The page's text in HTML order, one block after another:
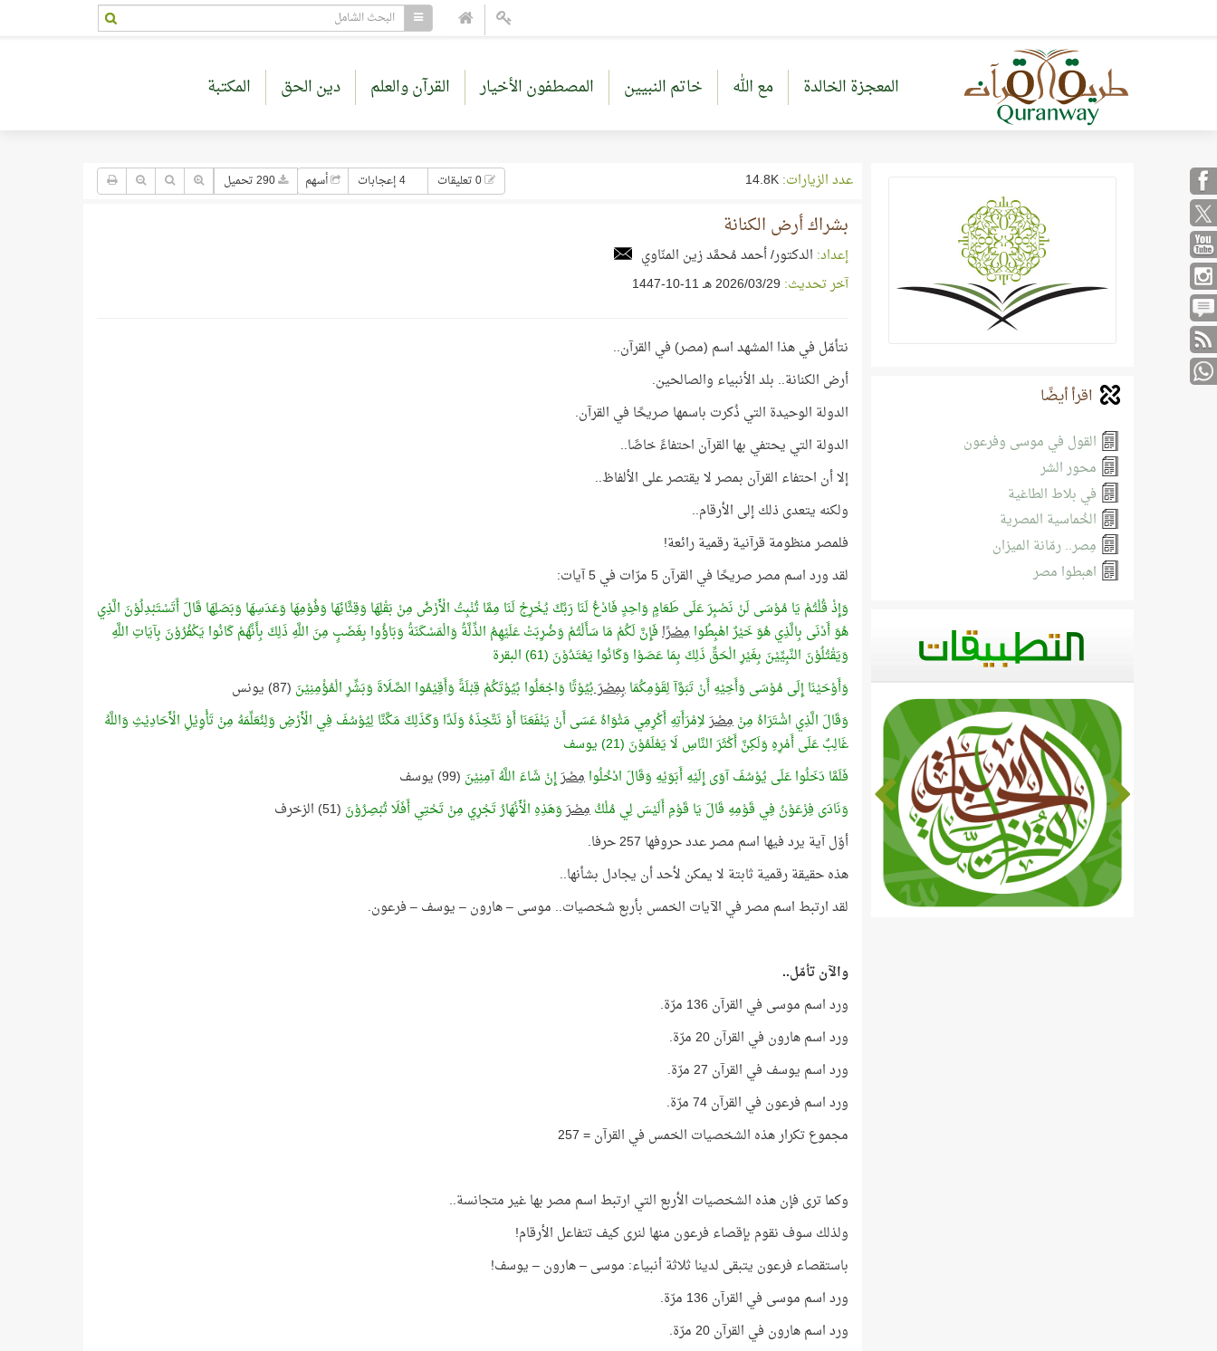
المعجزة الخالدة مع الله خاتم النبيين المصطفون الأخيار القرآن والعلم دين الحق المكتبة
اقرأ أيضًا
القول في موسى وفرعون
محور الشر
في بلاط الطاغية
الخُماسية المصرية
مِصر.. رمّانة الميزان
اهبطوا مصر
عدد الزيارات: 4 إعجابات أسهم
بشراك أرض الكنانة
إعداد: الدكتور/ أحمد مُحمَّد زين المنّاوي
آخر تحديث: 29‏/03‏/2026 هـ 11-10-1447
نتأمّل في هذا المشهد اسم (مصر) في القرآن..
أرض الكنانة.. بلد الأنبياء والصالحين.
الدولة الوحيدة التي ذُكرت باسمها صريحًا في القرآن.
الدولة التي يحتفي بها القرآن احتفاءً خاصًا..
إلا أن احتفاء القرآن بمصر لا يقتصر على الألفاظ..
ولكنه يتعدى ذلك إلى الأرقام..
فلمصر منظومة قرآنية رقمية رائعة!
لقد ورد اسم مصر صريحًا في القرآن 5 مرّات في 5 آيات:
وَإِذْ قُلْتُمْ يَا مُوْسَى لَنْ نَصْبِرَ عَلَى طَعَامٍ وَاحِدٍ فَادْعُ لَنَا رَبَّكَ يُخْرِجْ لَنَا مِمَّا تُنْبِتُ الْأَرْضُ مِنْ بَقْلِهَا وَقِثَّائِهَا وَفُوْمِهَا وَعَدَسِهَا وَبَصَلِهَا قَالَ أَتَسْتَبْدِلُوْنَ الَّذِي
هُوَ أَدْنَى بِالَّذِي هُوَ خَيْرٌ اهْبِطُوامِصْرًافَإِنَّ لَكُمْ مَا سَأَلْتُمْ وَضُرِبَتْ عَلَيْهِمُ الذِّلَّةُ وَالْمَسْكَنَةُ وَبَاؤُوا بِغَضَبٍ مِنَ اللَّهِ ذَلِكَ بِأَنَّهُمْ كَانُوا يَكْفُرُوْنَ بِآيَاتِ اللَّهِ
وَيَقْتُلُوْنَ النَّبِيِّيْنَ بِغَيْرِ الْحَقِّ ذَلِكَ بِمَا عَصَوْا وَكَانُوا يَعْتَدُوْنَ (61) البقرة
وَأَوْحَيْنَا إِلَى مُوْسَى وَأَخِيْهِ أَنْ تَبَوَّآ لِقَوْمِكُمَابِمِصْرَبُيُوْتًا وَاجْعَلُوا بُيُوْتَكُمْ قِبْلَةً وَأَقِيْمُوا الصَّلَاةَ وَبَشِّرِ الْمُؤْمِنِيْنَ (87) يونس
وَقَالَ الَّذِي اشْتَرَاهُ مِنْمِصْرَلاِمْرَأَتِهِ أَكْرِمِي مَثْوَاهُ عَسَى أَنْ يَنْفَعَنَا أَوْ نَتَّخِذَهُ وَلَدًا وَكَذَلِكَ مَكَّنَّا لِيُوْسُفَ فِي الْأَرْضِ وَلِنُعَلِّمَهُ مِنْ تَأْوِيْلِ الْأَحَادِيْثِ وَاللَّهُ
غَالِبٌ عَلَى أَمْرِهِ وَلَكِنَّ أَكْثَرَ النَّاسِ لَا يَعْلَمُوْنَ (21) يوسف
فَلَمَّا دَخَلُوا عَلَى يُوْسُفَ آوَى إِلَيْهِ أَبَوَيْهِ وَقَالَ ادْخُلُوامِصْرَإِنْ شَاءَ اللَّهُ آمِنِيْنَ (99) يوسف
وَنَادَى فِرْعَوْنُ فِي قَوْمِهِ قَالَ يَا قَوْمِ أَلَيْسَ لِي مُلْكُمِصْرَوَهَذِهِ الْأَنْهَارُ تَجْرِي مِنْ تَحْتِي أَفَلَا تُبْصِرُوْنَ (51) الزخرف
أوّل آية يرد فيها اسم مصر عدد حروفها 257 حرفا.
هذه حقيقة رقمية ثابتة لا يمكن لأحد أن يجادل بشأنها..
لقد ارتبط اسم مصر في الآيات الخمس بأربع شخصيات.. موسى – هارون – يوسف – فرعون.
والآن تأمّل..
ورد اسم موسى في القرآن 136 مرّة.
ورد اسم هارون في القرآن 20 مرّة.
ورد اسم يوسف في القرآن 27 مرّة.
ورد اسم فرعون في القرآن 74 مرّة.
مجموع تكرار هذه الشخصيات الخمس في القرآن = 257
وكما ترى فإن هذه الشخصيات الأربع التي ارتبط اسم مصر بها غير متجانسة..
ولذلك سوف نقوم بإقصاء فرعون منها لنرى كيف تتفاعل الأرقام!
باستقصاء فرعون يتبقى لدينا ثلاثة أنبياء: موسى – هارون – يوسف!
ورد اسم موسى في القرآن 136 مرّة.
ورد اسم هارون في القرآن 20 مرّة.